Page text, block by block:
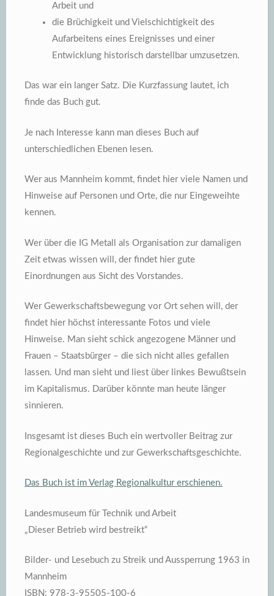
Arbeit und
die Brüchigkeit und Vielschichtigkeit des
Aufarbeitens eines Ereignisses und einer
Entwicklung historisch darstellbar umzusetzen.
Das war ein langer Satz. Die Kurzfassung lautet, ich
finde das Buch gut.
Je nach Interesse kann man dieses Buch auf
unterschiedlichen Ebenen lesen.
Wer aus Mannheim kommt, findet hier viele Namen und
Hinweise auf Personen und Orte, die nur Eingeweihte
kennen.
Wer über die IG Metall als Organisation zur damaligen
Zeit etwas wissen will, der findet hier gute
Einordnungen aus Sicht des Vorstandes.
Wer Gewerkschaftsbewegung vor Ort sehen will, der
findet hier höchst interessante Fotos und viele
Hinweise. Man sieht schick angezogene Männer und
Frauen – Staatsbürger – die sich nicht alles gefallen
lassen. Und man sieht und liest über linkes Bewußtsein
im Kapitalismus. Darüber könnte man heute länger
sinnieren.
Insgesamt ist dieses Buch ein wertvoller Beitrag zur
Regionalgeschichte und zur Gewerkschaftsgeschichte.
Das Buch ist im Verlag Regionalkultur erschienen.
Landesmuseum für Technik und Arbeit
„Dieser Betrieb wird bestreikt“
Bilder- und Lesebuch zu Streik und Aussperrung 1963 in
Mannheim
ISBN: 978-3-95505-100-6